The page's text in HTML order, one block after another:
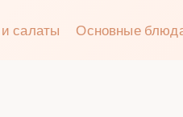
салаты Основные